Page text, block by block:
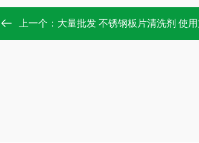
上一个： 大量批发 不锈钢板片清洗剂 使